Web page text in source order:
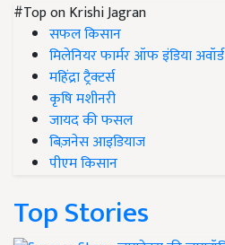
#Top on Krishi Jagran
सफल किसान
मिलेनियर फार्मर ऑफ इंडिया अवॉर्ड
महिंद्रा ट्रैक्टर्स
कृषि मशीनरी
जायद की फसल
बिज़नेस आइडियाज
पीएम किसान
Top Stories